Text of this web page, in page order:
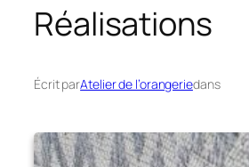
Réalisations
Écrit parAtelier de l’orangeriedans